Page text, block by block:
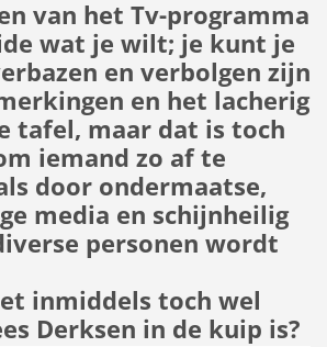
van het Tv-programma
wat je wilt; je kunt je
en verbolgen zijn
en het lacherig
tafel, maar dat is toch
iemand zo af te
door ondermaatse,
media en schijnheilig
personen wordt
inmiddels toch wel
Derksen in de kuip is?